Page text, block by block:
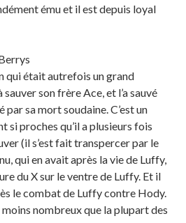
ému et il est depuis loyal
qui était autrefois un grand
son frère Ace, et l’a sauvé
sa mort soudaine. C’est un
si proches qu’il a plusieurs fois
(il s’est fait transpercer par le
qui en avait après la vie de Luffy,
du X sur le ventre de Luffy. Et il
le combat de Luffy contre Hody.
nombreux que la plupart des